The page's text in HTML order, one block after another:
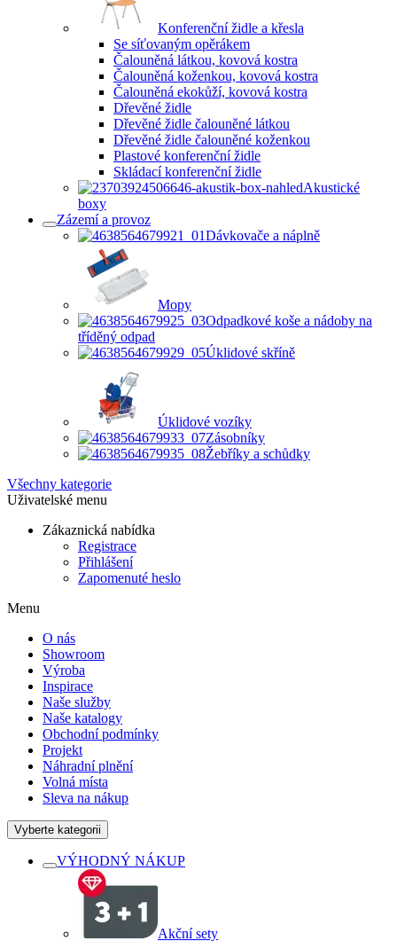
Konferenční židle a křesla
Se síťovaným opěrákem
Čalouněná látkou, kovová kostra
Čalouněná koženkou, kovová kostra
Čalouněná ekokůží, kovová kostra
Dřevěné židle
Dřevěné židle čalouněné látkou
Dřevěné židle čalouněné koženkou
Plastové konferenční židle
Skládací konferenční židle
Akustické
boxy
Zázemí a provoz
Dávkovače a náplně
Mopy
Odpadkové koše a nádoby na
tříděný odpad
Úklidové skříně
Úklidové vozíky
Zásobníky
Žebříky a schůdky
Všechny kategorie
Uživatelské menu
Zákaznická nabídka
Registrace
Přihlášení
Zapomenuté heslo
Menu
O nás
Showroom
Výroba
Inspirace
Naše služby
Naše katalogy
Obchodní podmínky
Projekt
Náhradní plnění
Volná místa
Sleva na nákup
Vyberte kategorii
VÝHODNÝ NÁKUP
Akční sety